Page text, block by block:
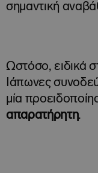
σημαντική
Ωστόσο, ειδικά
Ιάπωνες
μία
απαρατήρητη.